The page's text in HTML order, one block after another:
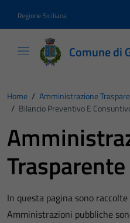
Regione Siciliana
Comune di
Home / Amministrazione
/ Bilancio Preventivo E
Trasparente
In questa pagina sono
Amministrazioni pubbliche